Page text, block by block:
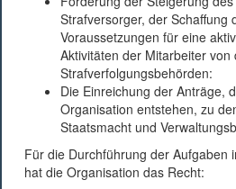
Strafversorger, der Schaffung
Voraussetzungen für eine
Aktivitäten der Mitarbeiter von
Strafverfolgungsbehörden:
Die Einreichung der Anträge,
Organisation entstehen, zu
Staatsmacht und
Für die Durchführung der Aufgaben
hat die Organisation das Recht: